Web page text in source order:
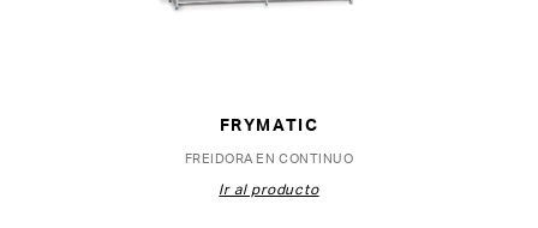
FRYMATIC
FREIDORA EN CONTINUO
Ir al producto